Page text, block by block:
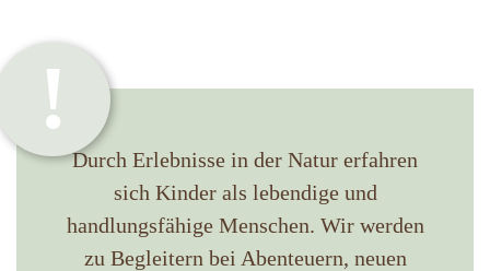
Durch Erlebnisse in der Natur erfahren
sich Kinder als lebendige und
handlungsfähige Menschen. Wir werden
zu Begleitern bei Abenteuern, neuen